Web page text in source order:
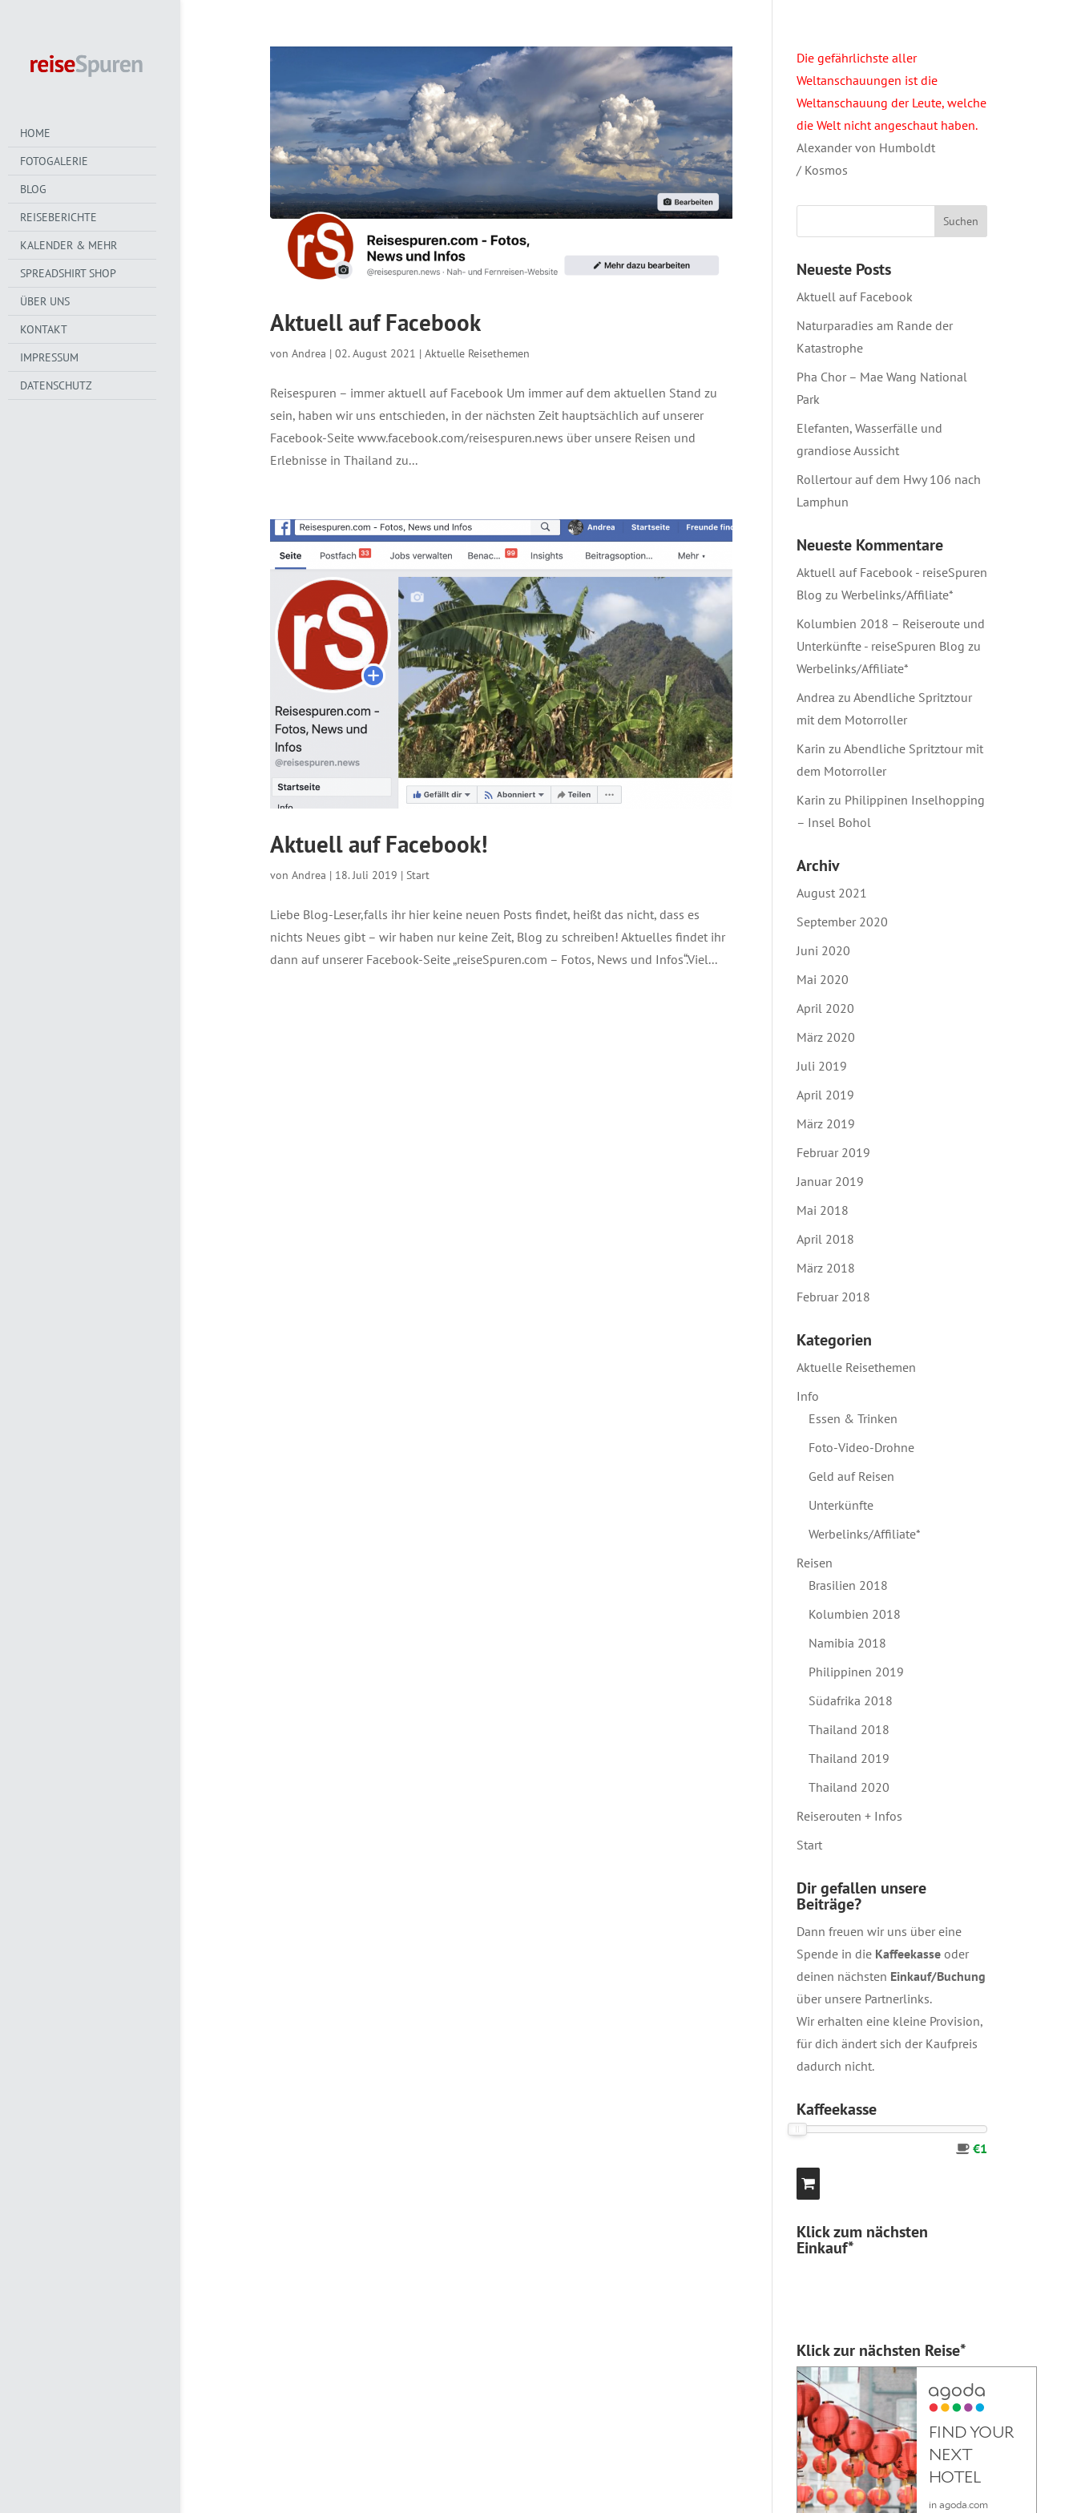
HOME
FOTOGALERIE
BLOG
REISEBERICHTE
KALENDER & MEHR
SPREADSHIRT SHOP
ÜBER UNS
KONTAKT
IMPRESSUM
DATENSCHUTZ
Aktuell auf Facebook
von Andrea | 02. August 2021 | Aktuelle Reisethemen
Reisespuren – immer aktuell auf Facebook Um immer auf dem aktuellen Stand zu
sein, haben wir uns entschieden, in der nächsten Zeit hauptsächlich auf unserer
Facebook-Seite www.facebook.com/reisespuren.news über unsere Reisen und
Erlebnisse in Thailand zu...
Aktuell auf Facebook!
von Andrea | 18. Juli 2019 | Start
Liebe Blog-Leser,falls ihr hier keine neuen Posts findet, heißt das nicht, dass es
nichts Neues gibt – wir haben nur keine Zeit, Blog zu schreiben! Aktuelles findet ihr
dann auf unserer Facebook-Seite „reiseSpuren.com – Fotos, News und Infos“.Viel...
Die gefährlichste aller
Weltanschauungen ist die
Weltanschauung der Leute, welche
die Welt nicht angeschaut haben.
Alexander von Humboldt
/ Kosmos
Neueste Posts
Aktuell auf Facebook
Naturparadies am Rande der
Katastrophe
Pha Chor – Mae Wang National
Park
Elefanten, Wasserfälle und
grandiose Aussicht
Rollertour auf dem Hwy 106 nach
Lamphun
Neueste Kommentare
Aktuell auf Facebook - reiseSpuren
Blog zu Werbelinks/Affiliate*
Kolumbien 2018 – Reiseroute und
Unterkünfte - reiseSpuren Blog zu
Werbelinks/Affiliate*
Andrea zu Abendliche Spritztour
mit dem Motorroller
Karin zu Abendliche Spritztour mit
dem Motorroller
Karin zu Philippinen Inselhopping
– Insel Bohol
Archiv
August 2021
September 2020
Juni 2020
Mai 2020
April 2020
März 2020
Juli 2019
April 2019
März 2019
Februar 2019
Januar 2019
Mai 2018
April 2018
März 2018
Februar 2018
Kategorien
Aktuelle Reisethemen
Info
Essen & Trinken
Foto-Video-Drohne
Geld auf Reisen
Unterkünfte
Werbelinks/Affiliate*
Reisen
Brasilien 2018
Kolumbien 2018
Namibia 2018
Philippinen 2019
Südafrika 2018
Thailand 2018
Thailand 2019
Thailand 2020
Reiserouten + Infos
Start
Dir gefallen unsere
Beiträge?
Dann freuen wir uns über eine
Spende in die Kaffeekasseoder
deinen nächsten Einkauf/Buchung
über unsere Partnerlinks.
Wir erhalten eine kleine Provision,
für dich ändert sich der Kaufpreis
dadurch nicht.
Kaffeekasse
€1
Klick zum nächsten
Einkauf*
Klick zur nächsten Reise*